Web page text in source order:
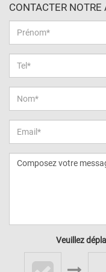
CONTACTER NOTRE
Veuillez